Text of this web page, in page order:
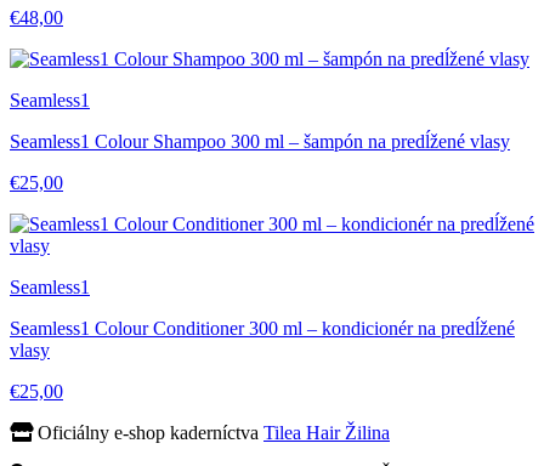
€48,00
Seamless1
Seamless1 Colour Shampoo 300 ml – šampón na predĺžené vlasy
€25,00
Seamless1
Seamless1 Colour Conditioner 300 ml – kondicionér na predĺžené
vlasy
€25,00
Oficiálny e-shop kaderníctva Tilea Hair Žilina